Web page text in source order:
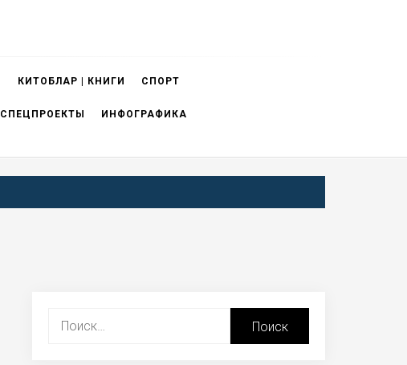
КИТОБЛАР | КНИГИ СПОРТ
СПЕЦПРОЕКТЫ ИНФОГРАФИКА
Найти: